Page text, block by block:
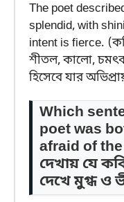
The poet
splendid, with
intent is fierce.
শীতল, কালো,
হিসেবে যার
Which
poet was
afraid of
দেখায় যে
দেখে মুগ্ধ ও